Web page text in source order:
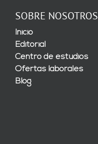
SOBRE NOSOTROS
Inicio
Editorial
Centro de estudios
Ofertas laborales
Blog